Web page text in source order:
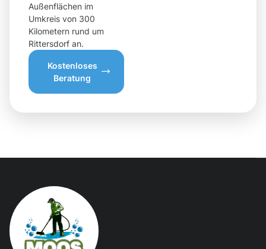
Außenflächen im
Umkreis von 300
Kilometern rund um
Rittersdorf an.
Kostenloses
Beratung